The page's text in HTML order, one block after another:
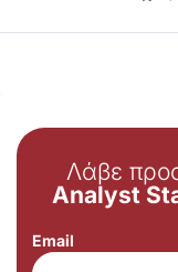
Λάβε
Analyst
Email